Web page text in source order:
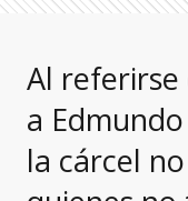
Al referirse
a
la cárcel